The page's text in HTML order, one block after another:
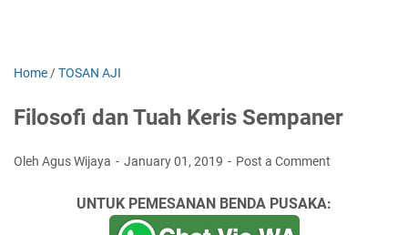
Home /TOSAN AJI
Filosofi dan Tuah Keris Sempaner
Oleh Agus Wijaya January 01, 2019 Post a Comment
UNTUK PEMESANAN BENDA PUSAKA: